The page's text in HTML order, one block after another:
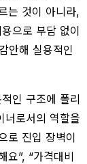
는 것이 아니라,
으로 부담 없이
안해 실용적인
인 구조에 폴리
너로서의 역할을
로 진입 장벽이
요”, “가격대비